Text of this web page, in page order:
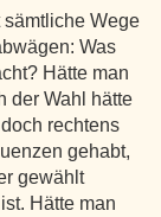
Wege
Was
Hätte man
der Wahl hätte
rechtens
gehabt,
gewählt
Hätte man